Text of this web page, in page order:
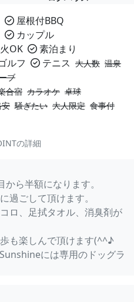
屋根付BBQ
カップル
OK
素泊まり
ルフ テニス 大人数 温泉
ブ
合宿 カラオケ 卓球
騒ぎたい 大人限定 食事付
の詳細
ら半額になります。
過ごして頂けます。
ロ、足拭タオル、消臭剤が
も楽しんで頂けます(^^♪
には専用のドッグラ